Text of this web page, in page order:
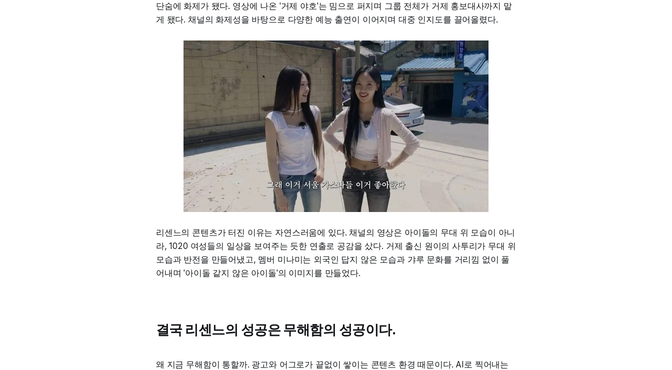
단숨에 화제가 됐다. 영상에 나온 '거제 야호'는 밈으로 퍼지며 그룹 전체가 거제 홍보대사까지 맡
게 됐다. 채널의 화제성을 바탕으로 다양한 예능 출연이 이어지며 대중 인지도를 끌어올렸다.
리센느의 콘텐츠가 터진 이유는 자연스러움에 있다. 채널의 영상은 아이돌의 무대 위 모습이 아니
라, 1020 여성들의 일상을 보여주는 듯한 연출로 공감을 샀다. 거제 출신 원이의 사투리가 무대 위
모습과 반전을 만들어냈고, 멤버 미나미는 외국인 답지 않은 모습과 갸루 문화를 거리낌 없이 풀
어내며 '아이돌 같지 않은 아이돌'의 이미지를 만들었다.
결국 리센느의 성공은 무해함의 성공이다.
왜 지금 무해함이 통할까. 광고와 어그로가 끝없이 쌓이는 콘텐츠 환경 때문이다. AI로 찍어내는